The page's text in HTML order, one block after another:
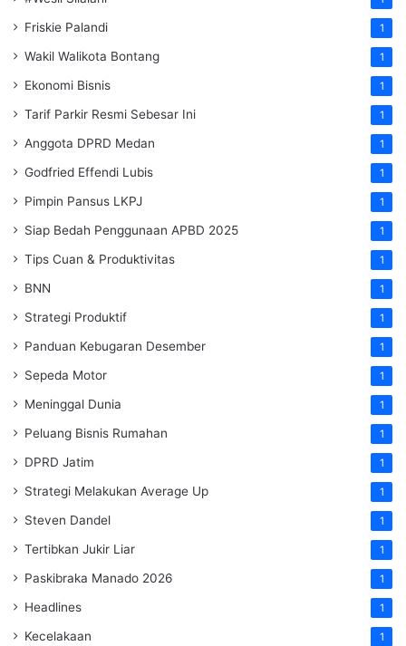
Friskie Palandi 1
Wakil Walikota Bontang 1
Ekonomi Bisnis 1
Tarif Parkir Resmi Sebesar Ini 1
Anggota DPRD Medan 1
Godfried Effendi Lubis 1
Pimpin Pansus LKPJ 1
Siap Bedah Penggunaan APBD 2025 1
Tips Cuan & Produktivitas 1
BNN 1
Strategi Produktif 1
Panduan Kebugaran Desember 1
Sepeda Motor 1
Meninggal Dunia 1
Peluang Bisnis Rumahan 1
DPRD Jatim 1
Strategi Melakukan Average Up 1
Steven Dandel 1
Tertibkan Jukir Liar 1
Paskibraka Manado 2026 1
Headlines 1
Kecelakaan 1